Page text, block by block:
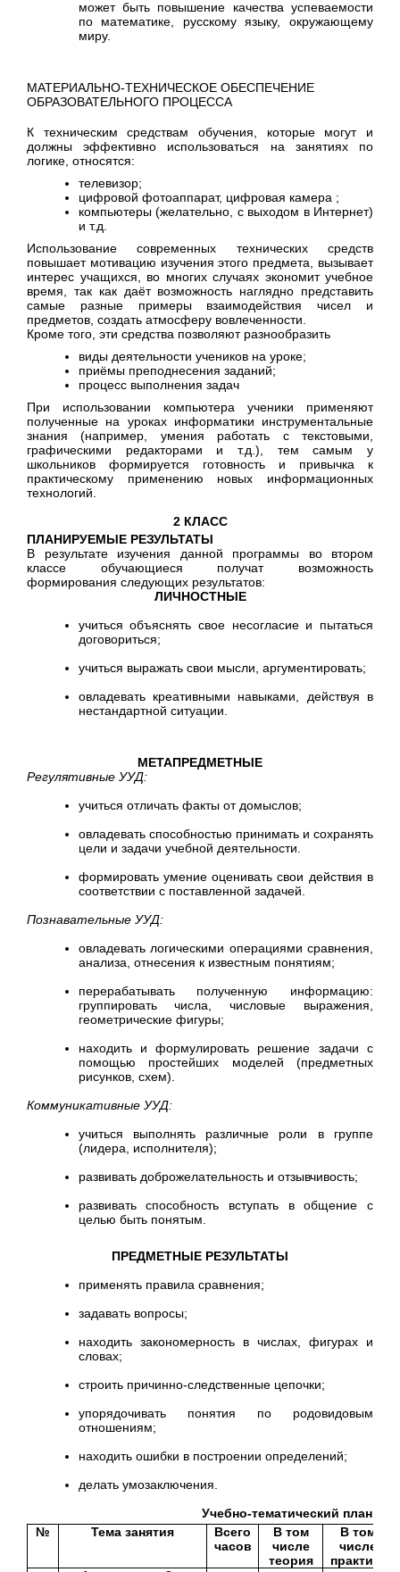
может быть повышение качества успеваемости
по математике, русскому языку, окружающему
миру.
МАТЕРИАЛЬНО-ТЕХНИЧЕСКОЕ ОБЕСПЕЧЕНИЕ
ОБРАЗОВАТЕЛЬНОГО ПРОЦЕССА
К техническим средствам обучения, которые могут и
должны эффективно использоваться на занятиях по
логике, относятся:
телевизор;
цифровой фотоаппарат, цифровая камера ;
компьютеры (желательно, с выходом в Интернет)
и т.д.
Использование современных технических средств
повышает мотивацию изучения этого предмета, вызывает
интерес учащихся, во многих случаях экономит учебное
время, так как даёт возможность наглядно представить
самые разные примеры взаимодействия чисел и
предметов, создать атмосферу вовлеченности.
Кроме того, эти средства позволяют разнообразить
виды деятельности учеников на уроке;
приёмы преподнесения заданий;
процесс выполнения задач
При использовании компьютера ученики применяют
полученные на уроках информатики инструментальные
знания (например, умения работать с текстовыми,
графическими редакторами и т.д.), тем самым у
школьников формируется готовность и привычка к
практическому применению новых информационных
технологий.
2 КЛАСС
ПЛАНИРУЕМЫЕ РЕЗУЛЬТАТЫ
В результате изучения данной программы во втором
классе обучающиеся получат возможность
формирования следующих результатов:
ЛИЧНОСТНЫЕ
учиться объяснять свое несогласие и пытаться
договориться;
учиться выражать свои мысли, аргументировать;
овладевать креативными навыками, действуя в
нестандартной ситуации.
МЕТАПРЕДМЕТНЫЕ
Регулятивные УУД:
учиться отличать факты от домыслов;
овладевать способностью принимать и сохранять
цели и задачи учебной деятельности.
формировать умение оценивать свои действия в
соответствии с поставленной задачей.
Познавательные УУД:
овладевать логическими операциями сравнения,
анализа, отнесения к известным понятиям;
перерабатывать полученную информацию:
группировать числа, числовые выражения,
геометрические фигуры;
находить и формулировать решение задачи с
помощью простейших моделей (предметных
рисунков, схем).
Коммуникативные УУД:
учиться выполнять различные роли в группе
(лидера, исполнителя);
развивать доброжелательность и отзывчивость;
развивать способность вступать в общение с
целью быть понятым.
ПРЕДМЕТНЫЕ РЕЗУЛЬТАТЫ
применять правила сравнения;
задавать вопросы;
находить закономерность в числах, фигурах и
словах;
строить причинно-следственные цепочки;
упорядочивать понятия по родовидовым
отношениям;
находить ошибки в построении определений;
делать умозаключения.
Учебно-тематический план
№
Тема занятия
Всего
часов
В том
числе
теория
В том
числе
практика